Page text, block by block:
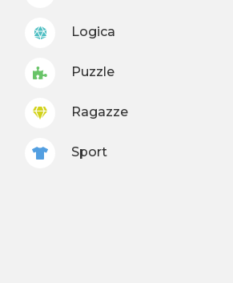
Logica
Puzzle
Ragazze
Sport